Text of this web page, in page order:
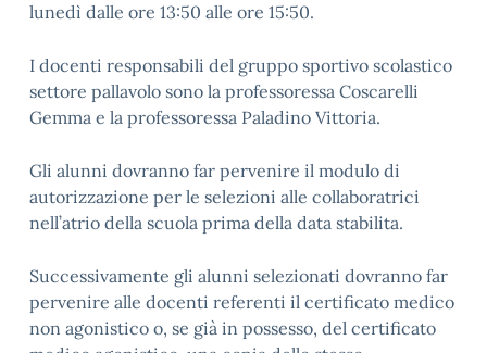
lunedì dalle ore 13:50 alle ore 15:50.
I docenti responsabili del gruppo sportivo scolastico
settore pallavolo sono la professoressa Coscarelli
Gemma e la professoressa Paladino Vittoria.
Gli alunni dovranno far pervenire il modulo di
autorizzazione per le selezioni alle collaboratrici
nell’atrio della scuola prima della data stabilita.
Successivamente gli alunni selezionati dovranno far
pervenire alle docenti referenti il certificato medico
non agonistico o, se già in possesso, del certificato